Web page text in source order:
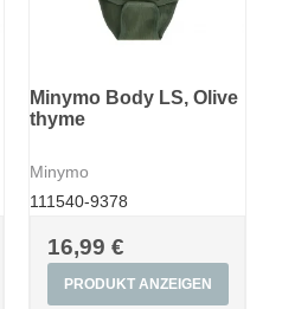
Minymo Body LS, Olive
thyme
Minymo
111540-9378
16,99 €
PRODUKT ANZEIGEN